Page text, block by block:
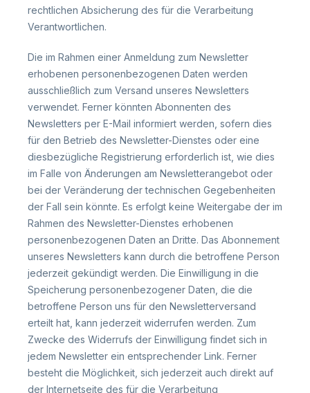
rechtlichen Absicherung des für die Verarbeitung
Verantwortlichen.
Die im Rahmen einer Anmeldung zum Newsletter
erhobenen personenbezogenen Daten werden
ausschließlich zum Versand unseres Newsletters
verwendet. Ferner könnten Abonnenten des
Newsletters per E-Mail informiert werden, sofern dies
für den Betrieb des Newsletter-Dienstes oder eine
diesbezügliche Registrierung erforderlich ist, wie dies
im Falle von Änderungen am Newsletterangebot oder
bei der Veränderung der technischen Gegebenheiten
der Fall sein könnte. Es erfolgt keine Weitergabe der im
Rahmen des Newsletter-Dienstes erhobenen
personenbezogenen Daten an Dritte. Das Abonnement
unseres Newsletters kann durch die betroffene Person
jederzeit gekündigt werden. Die Einwilligung in die
Speicherung personenbezogener Daten, die die
betroffene Person uns für den Newsletterversand
erteilt hat, kann jederzeit widerrufen werden. Zum
Zwecke des Widerrufs der Einwilligung findet sich in
jedem Newsletter ein entsprechender Link. Ferner
besteht die Möglichkeit, sich jederzeit auch direkt auf
der Internetseite des für die Verarbeitung